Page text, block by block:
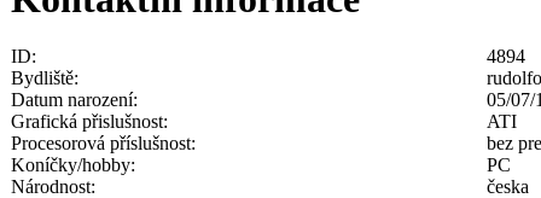
ID:
4894
Bydliště:
Datum narození:
05/07/
Grafická přislušnost:
ATI
Procesorová příslušnost:
bez
Koníčky/hobby:
PC
Národnost:
česka